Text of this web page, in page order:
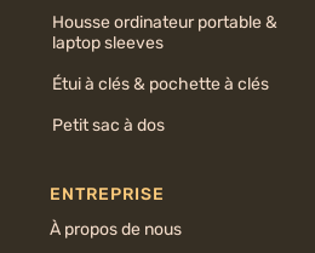
Housse ordinateur portable &
laptop sleeves
Étui à clés & pochette à clés
Petit sac à dos
ENTREPRISE
À propos de nous